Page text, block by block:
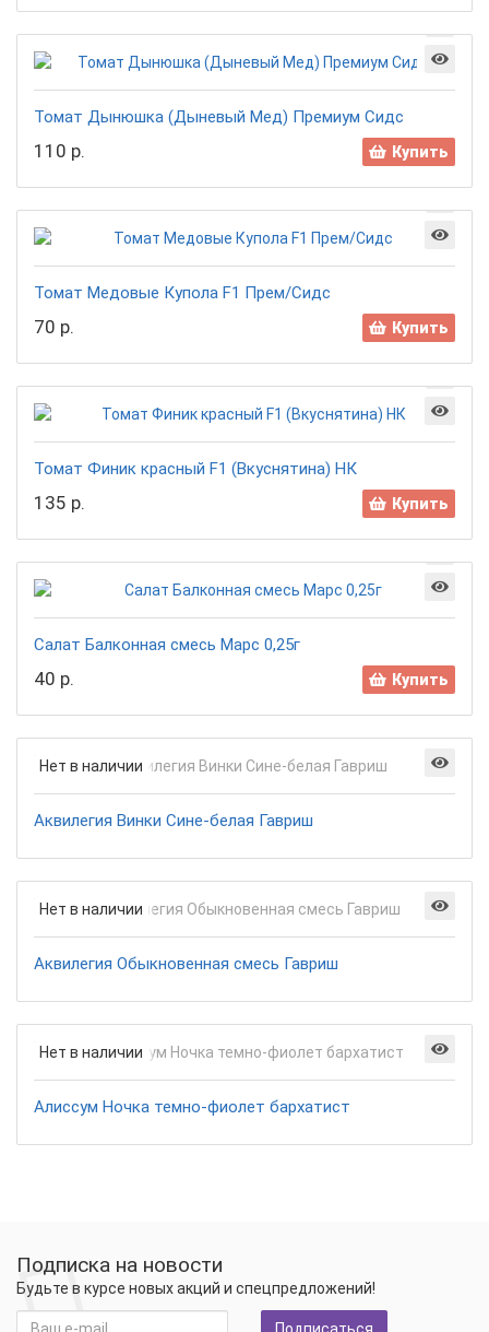
Томат Дынюшка (Дыневый Мед) Премиум Сидс
110 р. Купить
Томат Медовые Купола F1 Прем/Сидс
70 р. Купить
Томат Финик красный F1 (Вкуснятина) НК
135 р. Купить
Салат Балконная смесь Марс 0,25г
40 р. Купить
Нет в наличии
Аквилегия Винки Сине-белая Гавриш
Нет в наличии
Аквилегия Обыкновенная смесь Гавриш
Нет в наличии
Алиссум Ночка темно-фиолет бархатист
Подписка на новости
Будьте в курсе новых акций и спецпредложений!